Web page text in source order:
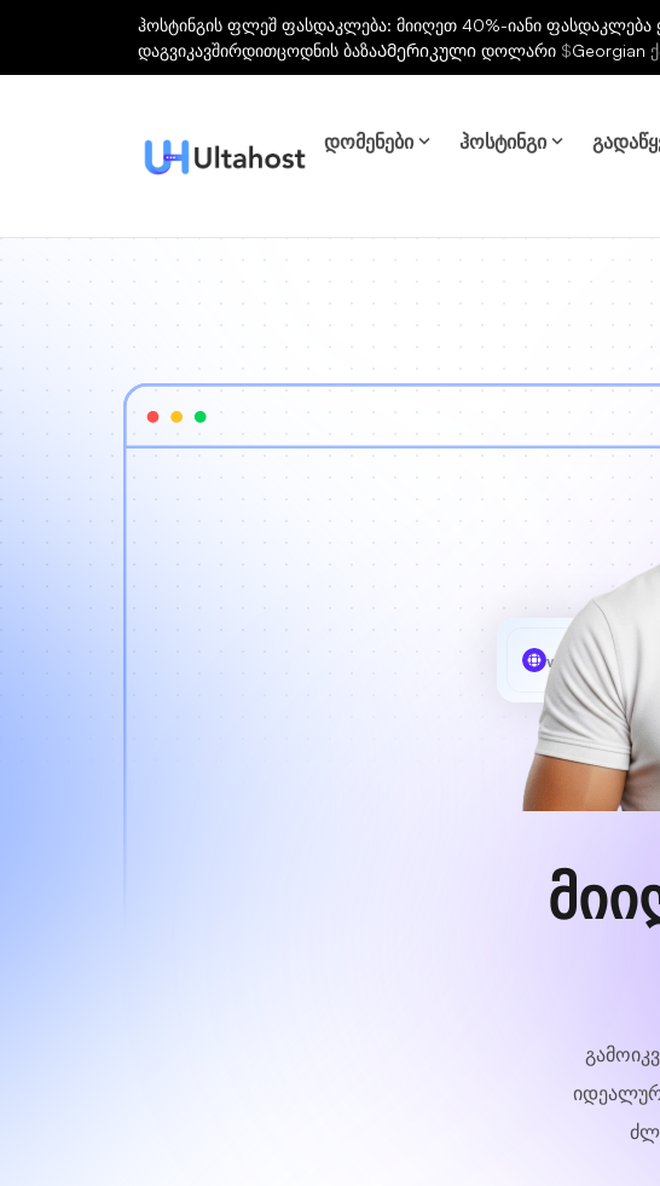
ჰოსტინგის ფლეშ ფასდაკლება: მიიღეთ 40%-იანი
დაგვიკავშირდითცოდნის ბაზაᲐმერიკული დოლარი $Georgian
დომენები ჰოსტინგი
www MyCafe